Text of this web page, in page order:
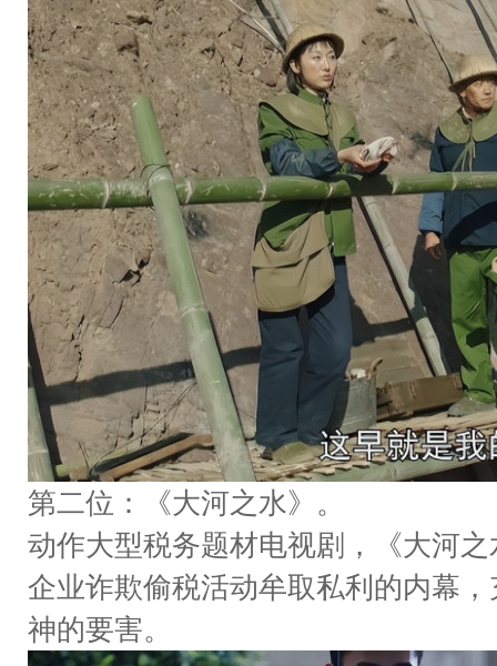
第二位：《大河之水》。
动作大型税务题材电视剧，《大河
企业诈欺偷税活动牟取私利的内幕
神的要害。